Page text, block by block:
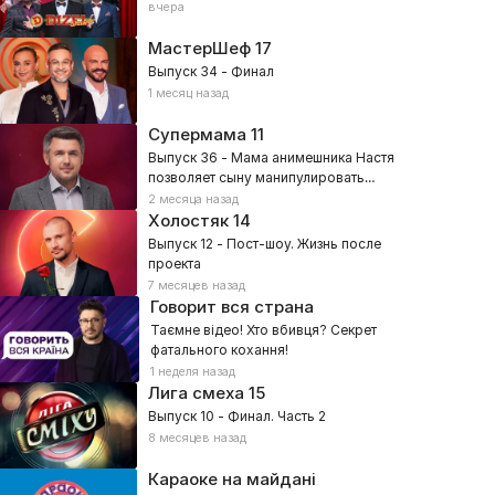
вчера
МастерШеф17
Выпуск 34 - Финал
1 месяц назад
Супермама 11
Выпуск 36 - Мама анимешника Настя
позволяет сыну манипулировать
собой?
2 месяца назад
Холостяк14
Выпуск 12 - Пост-шоу. Жизнь после
проекта
7 месяцев назад
Говорит вся страна
Таємне відео! Хто вбивця? Секрет
фатального кохання!
1 неделя назад
Лига смеха 15
Выпуск 10 - Финал. Часть 2
8 месяцев назад
Караоке на майдані